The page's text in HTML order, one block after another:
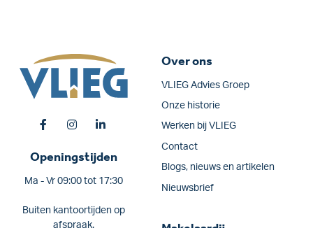
Openingstijden
Ma - Vr 09:00 tot 17:30
Buiten kantoortijden op
afspraak.
Over ons
VLIEG Advies Groep
Onze historie
Werken bij VLIEG
Contact
Blogs, nieuws en artikelen
Nieuwsbrief